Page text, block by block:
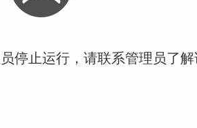
停止运行，请联系管理员了